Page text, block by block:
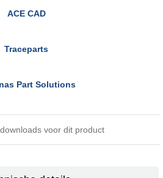
ACE CAD
Traceparts
Part Solutions
voor dit product